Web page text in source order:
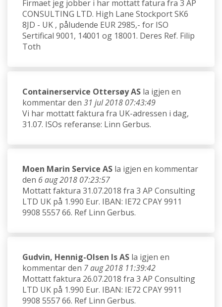
Firmaet jeg jobber i har mottatt fatura fra 3 AP
CONSULTING LTD. High Lane Stockport SK6
8JD - UK , påludende EUR 2985,- for ISO
Sertifical 9001, 14001 og 18001. Deres Ref. Filip
Toth
Containerservice Ottersøy AS la igjen en
kommentar den 31 jul 2018 07:43:49
Vi har mottatt faktura fra UK-adressen i dag,
31.07. ISOs referanse: Linn Gerbus.
Moen Marin Service AS la igjen en kommentar
den 6 aug 2018 07:23:57
Mottatt faktura 31.07.2018 fra 3 AP Consulting
LTD UK på 1.990 Eur. IBAN: IE72 CPAY 9911
9908 5557 66. Ref Linn Gerbus.
Gudvin, Hennig-Olsen Is AS la igjen en
kommentar den 7 aug 2018 11:39:42
Mottatt faktura 26.07.2018 fra 3 AP Consulting
LTD UK på 1.990 Eur. IBAN: IE72 CPAY 9911
9908 5557 66. Ref Linn Gerbus.